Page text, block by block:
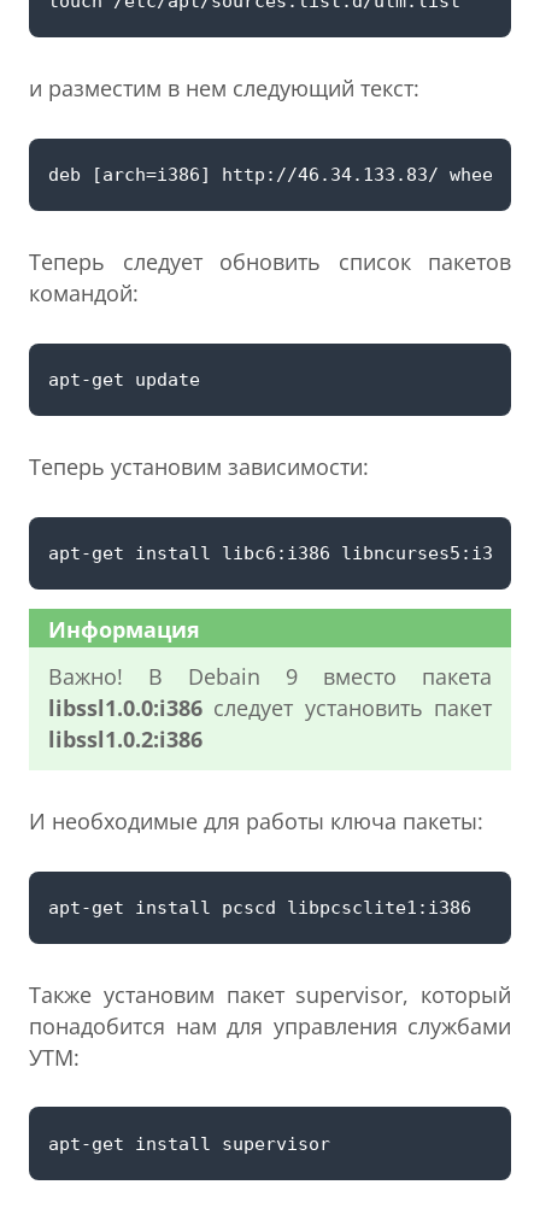
и разместим в нем следующий текст:
Теперь следует обновить список пакетов
командой:
Теперь установим зависимости:
Информация
Важно! В Debain 9 вместо пакета
libssl1.0.0:i386 следует установить пакет
libssl1.0.2:i386
И необходимые для работы ключа пакеты:
Также установим пакет supervisor, который
понадобится нам для управления службами
УТМ: